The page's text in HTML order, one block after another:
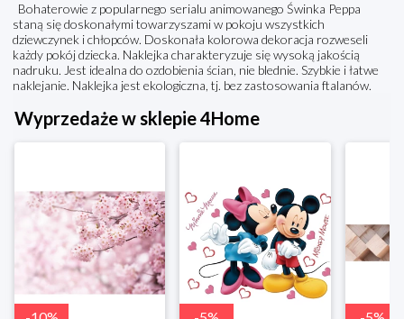
Bohaterowie z popularnego serialu animowanego Świnka Peppa
staną się doskonałymi towarzyszami w pokoju wszystkich
dziewczynek i chłopców. Doskonała kolorowa dekoracja rozweseli
każdy pokój dziecka. Naklejka charakteryzuje się wysoką jakością
nadruku. Jest idealna do ozdobienia ścian, nie blednie. Szybkie i łatwe
naklejanie. Naklejka jest ekologiczna, tj. bez zastosowania ftalanów.
Wyprzedaże w sklepie 4Home